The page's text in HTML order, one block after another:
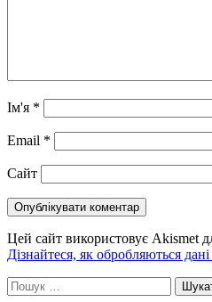
Ім'я *
Email *
Сайт
Цей сайт використовує Akismet
Дізнайтеся, як обробляються
Пошук: